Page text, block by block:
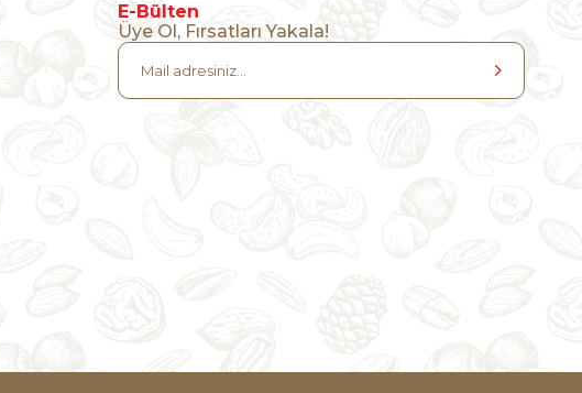
E-Bülten
Üye Ol, Fırsatları Yakala!